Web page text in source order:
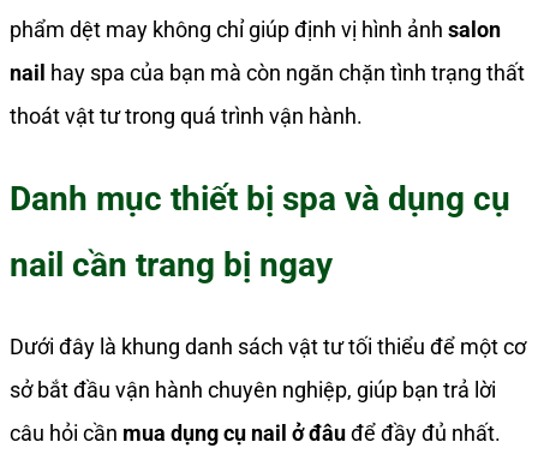
phẩm dệt may không chỉ giúp định vị hình ảnh salon
nail hay spa của bạn mà còn ngăn chặn tình trạng thất
thoát vật tư trong quá trình vận hành.
Danh mục thiết bị spa và dụng cụ
nail cần trang bị ngay
Dưới đây là khung danh sách vật tư tối thiểu để một cơ
sở bắt đầu vận hành chuyên nghiệp, giúp bạn trả lời
câu hỏi cần mua dụng cụ nail ở đâuđể đầy đủ nhất.